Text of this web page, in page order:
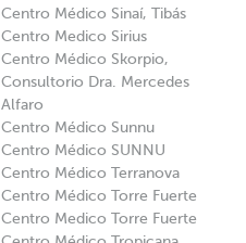
Centro Médico Sinaí, Tibás
Centro Medico Sirius
Centro Médico Skorpio,
Consultorio Dra. Mercedes
Alfaro
Centro Médico Sunnu
Centro Médico SUNNU
Centro Médico Terranova
Centro Médico Torre Fuerte
Centro Medico Torre Fuerte